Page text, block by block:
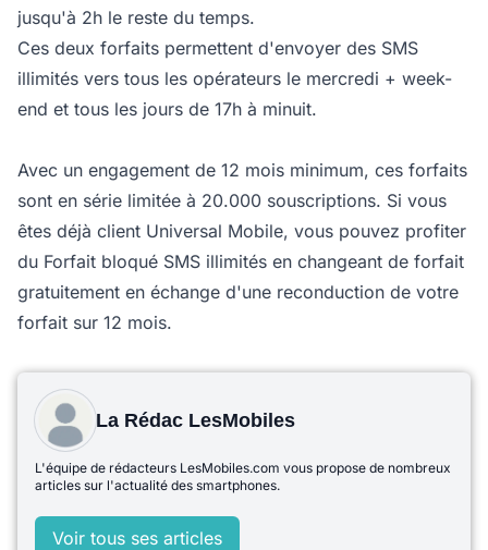
jusqu'à 2h le reste du temps.
Ces deux forfaits permettent d'envoyer des SMS
illimités vers tous les opérateurs le mercredi + week-
end et tous les jours de 17h à minuit.
Avec un engagement de 12 mois minimum, ces forfaits
sont en série limitée à 20.000 souscriptions. Si vous
êtes déjà client Universal Mobile, vous pouvez profiter
du Forfait bloqué SMS illimités en changeant de forfait
gratuitement en échange d'une reconduction de votre
forfait sur 12 mois.
La Rédac LesMobiles
L'équipe de rédacteurs LesMobiles.com vous propose de nombreux
articles sur l'actualité des smartphones.
Voir tous ses articles